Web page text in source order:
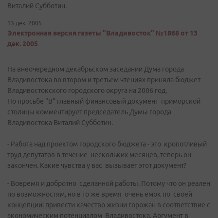
Виталий Субботин.
13 дек. 2005
Электронная версия газеты "Владивосток" №1868 от 13
дек. 2005
На внеочередном декабрьском заседании Дума города
Владивостока во втором и третьем чтениях приняла бюджет
Владивостокского городского округа на 2006 год.
По просьбе "В" главный финансовый документ приморской
столицы комментирует председатель Думы города
Владивостока Виталий Субботин.
- Работа над проектом городского бюджета - это кропотливый
труд депутатов в течение нескольких месяцев, теперь он
закончен. Какие чувства у вас вызывает этот документ?
- Вовремя и добротно сделанной работы. Потому что он реален
по возможностям, но в то же время очень емок по своей
концепции: привести качество жизни горожан в соответствие с
экономическим потенциалом Владивостока. Аргумент в